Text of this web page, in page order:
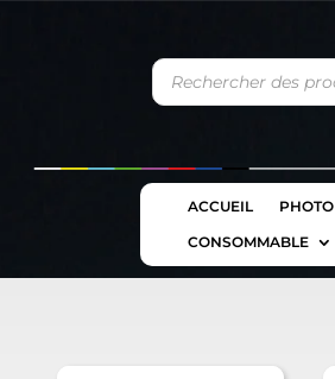
Recherche
de
produits
ACCUEIL PHOTO
CONSOMMABLE